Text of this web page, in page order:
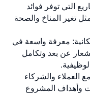
التي توفر فوائد
تغير المناخ والصحة
معرفة واسعة في
عن بعد وتكامل
العملاء والشركاء
وأهداف المشروع